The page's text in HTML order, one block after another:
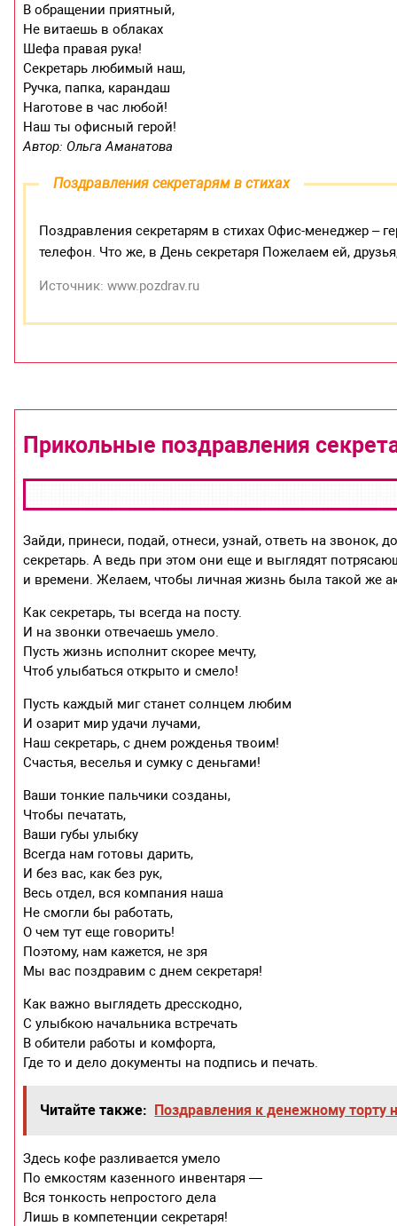
В обращении приятный,
Не витаешь в облаках
Шефа правая рука!
Секретарь любимый наш,
Ручка, папка, карандаш
Наготове в час любой!
Наш ты офисный герой!
Автор: Ольга Аманатова
Поздравления секретарям в стихах
Поздравления секретарям в стихах Офис-менеджер –
телефон. Что же, в День секретаря Пожелаем ей,
Источник: www.pozdrav.ru
Прикольные поздравления
Зайди, принеси, подай, отнеси, узнай, ответь на звонок,
секретарь. А ведь при этом они еще и выглядят
и времени. Желаем, чтобы личная жизнь была такой же
Как секретарь, ты всегда на посту.
И на звонки отвечаешь умело.
Пусть жизнь исполнит скорее мечту,
Чтоб улыбаться открыто и смело!
Пусть каждый миг станет солнцем любим
И озарит мир удачи лучами,
Наш секретарь, с днем рожденья твоим!
Счастья, веселья и сумку с деньгами!
Ваши тонкие пальчики созданы,
Чтобы печатать,
Ваши губы улыбку
Всегда нам готовы дарить,
И без вас, как без рук,
Весь отдел, вся компания наша
Не смогли бы работать,
О чем тут еще говорить!
Поэтому, нам кажется, не зря
Мы вас поздравим с днем секретаря!
Как важно выглядеть дресскодно,
С улыбкою начальника встречать
В обители работы и комфорта,
Где то и дело документы на подпись и печать.
Читайте также: Поздравления к денежному торту
Здесь кофе разливается умело
По емкостям казенного инвентаря —
Вся тонкость непростого дела
Лишь в компетенции секретаря!